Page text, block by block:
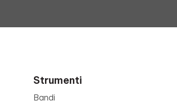
Strumenti
Bandi